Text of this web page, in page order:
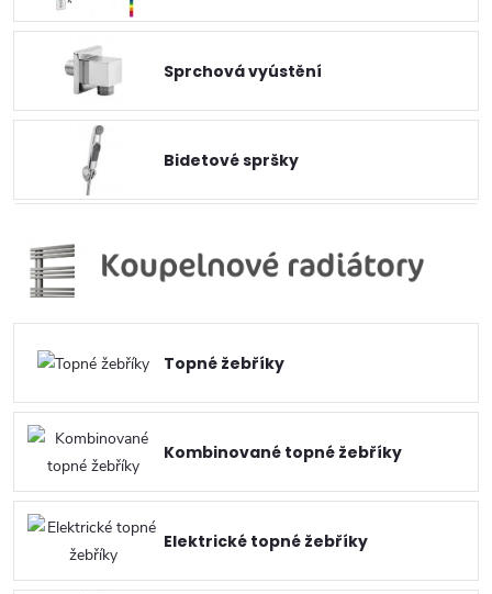
Sprchová vyústění
Bidetové spršky
Topné žebříky
Kombinované topné žebříky
Elektrické topné žebříky